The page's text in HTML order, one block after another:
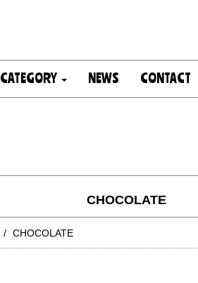
CATEGORY NEWS CONTACT
CHOCOLATE
CHOCOLATE